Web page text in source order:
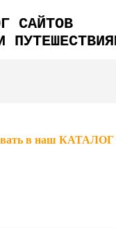
САЙТОВ
в наш